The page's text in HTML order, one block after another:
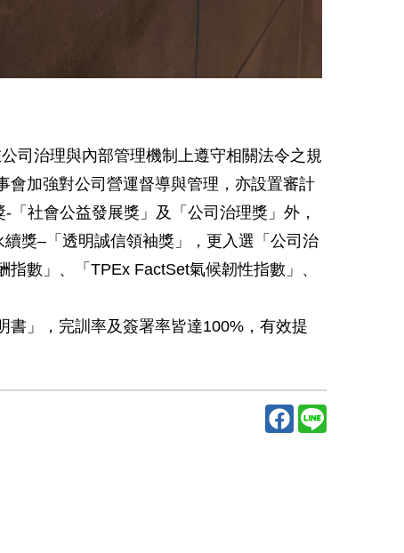
司治理與內部管理機制上遵守相關法令之規
會加強對公司營運督導與管理，亦設置審計
社會公益發展獎」及「公司治理獎」外，
獎–「透明誠信領袖獎」，更入選「公司治
數」、「TPEx FactSet氣候韌性指數」、
書」，完訓率及簽署率皆達100%，有效提